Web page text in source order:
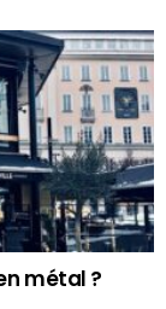
métal ?